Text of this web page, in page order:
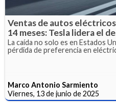
Ventas de autos
14 meses: Tesla lidera el
La caída no solo es en Estados
pérdida de preferencia en
Marco Antonio Sarmiento
Viernes, 13 de junio de 2025